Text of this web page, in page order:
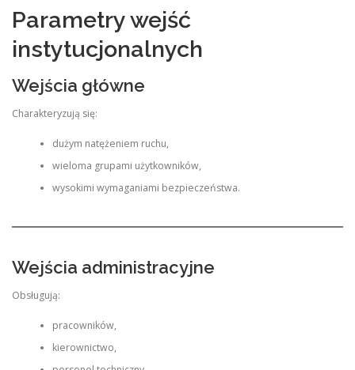
Parametry wejść
instytucjonalnych
Wejścia główne
Charakteryzują się:
dużym natężeniem ruchu,
wieloma grupami użytkowników,
wysokimi wymaganiami bezpieczeństwa.
Wejścia administracyjne
Obsługują:
pracowników,
kierownictwo,